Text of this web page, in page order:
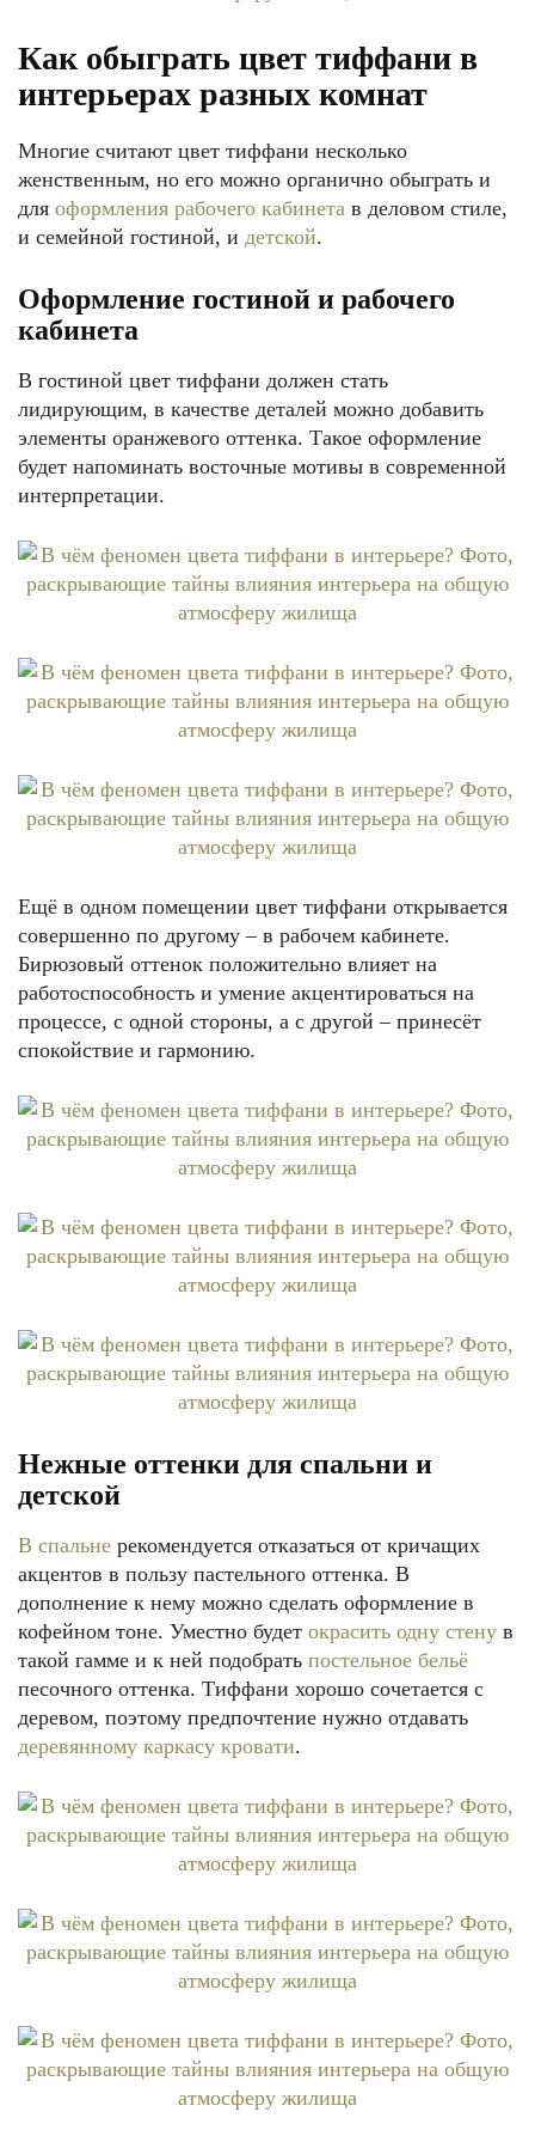
Как обыграть цвет тиффани в
интерьерах разных комнат
Многие считают цвет тиффани несколько
женственным, но его можно органично обыграть и
для оформления рабочего кабинета в деловом стиле,
и семейной гостиной, и детской.
Оформление гостиной и рабочего
кабинета
В гостиной цвет тиффани должен стать
лидирующим, в качестве деталей можно добавить
элементы оранжевого оттенка. Такое оформление
будет напоминать восточные мотивы в современной
интерпретации.
Ещё в одном помещении цвет тиффани открывается
совершенно по другому – в рабочем кабинете.
Бирюзовый оттенок положительно влияет на
работоспособность и умение акцентироваться на
процессе, с одной стороны, а с другой – принесёт
спокойствие и гармонию.
Нежные оттенки для спальни и
детской
В спальне рекомендуется отказаться от кричащих
акцентов в пользу пастельного оттенка. В
дополнение к нему можно сделать оформление в
кофейном тоне. Уместно будет окрасить одну стену в
такой гамме и к ней подобрать постельное бельё
песочного оттенка. Тиффани хорошо сочетается с
деревом, поэтому предпочтение нужно отдавать
деревянному каркасу кровати.